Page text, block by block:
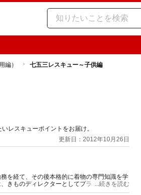
編） 七五三レスキュー～子供編
レスキューポイントをお届け。
更新日：2012年10月26日
を経て、その後本格的に着物の専門知識を学
きものディレクターとしてプライベートスタ
。
...続きを読む